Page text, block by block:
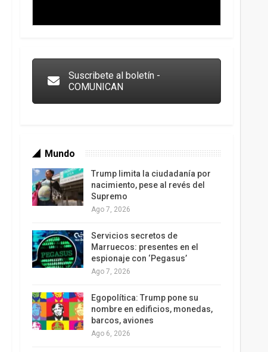
Suscribete al boletín -
COMUNICAN
Mundo
Trump limita la ciudadanía por
nacimiento, pese al revés del
Supremo
Ago 7, 2026
Servicios secretos de
Marruecos: presentes en el
espionaje con ‘Pegasus’
Ago 7, 2026
Egopolítica: Trump pone su
nombre en edificios, monedas,
barcos, aviones
Ago 6, 2026